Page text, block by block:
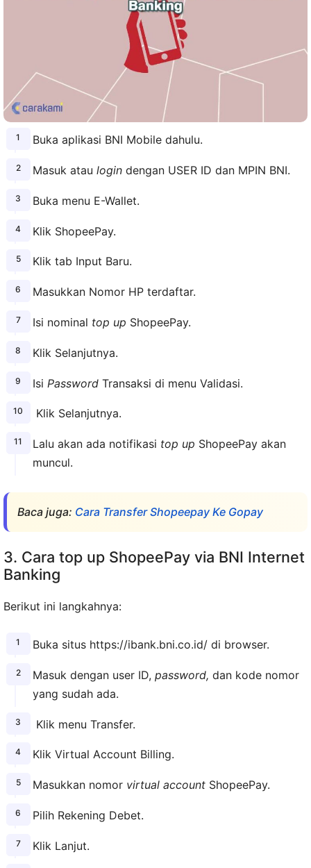
Buka aplikasi BNI Mobile dahulu.
Masuk atau logindengan USER ID dan MPIN BNI.
Buka menu E-Wallet.
Klik ShopeePay.
Klik tab Input Baru.
Masukkan Nomor HP terdaftar.
Isi nominal top up ShopeePay.
Klik Selanjutnya.
Isi PasswordTransaksi di menu Validasi.
Klik Selanjutnya.
Lalu akan ada notifikasi top up ShopeePay akan
muncul.
Baca juga: Cara Transfer Shopeepay Ke Gopay
3. Cara top up ShopeePay via BNI Internet
Banking
Berikut ini langkahnya:
Buka situs https://ibank.bni.co.id/ di browser.
Masuk dengan user ID, password, dan kode nomor
yang sudah ada.
Klik menu Transfer.
Klik Virtual Account Billing.
Masukkan nomor virtual accountShopeePay.
Pilih Rekening Debet.
Klik Lanjut.